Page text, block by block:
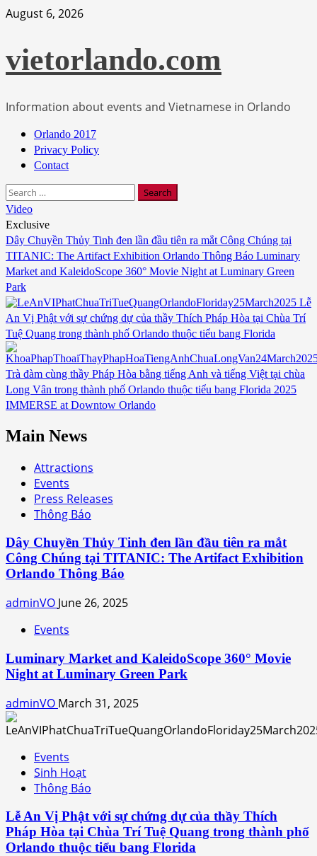
Skip
August 6, 2026
vietorlando.com
Information about events and Vietnamese in Orlando
Primary
Menu
Orlando 2017
Privacy Policy
Contact
Search
for:
Video
Exclusive
Dây Chuyền Thủy Tinh đen lần đầu tiên ra mắt Công Chúng tại
TITANIC: The Artifact Exhibition Orlando Thông Báo Luminary
Market and KaleidoScope 360° Movie Night at Luminary Green
Park
Lễ
An Vị Phật với sự chứng dự của thầy Thích Pháp Hòa tại Chùa Trí
Tuệ Quang trong thành phố Orlando thuộc tiểu bang Florida
Trà đàm cùng thầy Pháp Hòa bằng tiếng Anh và tiếng Việt tại chùa
Long Vân trong thành phố Orlando thuộc tiểu bang Florida 2025
IMMERSE at Downtow Orlando
Main News
Attractions
Events
Press Releases
Thông Báo
Dây Chuyền Thủy Tinh đen lần đầu tiên ra mắt
Công Chúng tại TITANIC: The Artifact Exhibition
Orlando Thông Báo
adminVO June 26, 2025
Events
Luminary Market and KaleidoScope 360° Movie
Night at Luminary Green Park
adminVO March 31, 2025
Events
Sinh Hoạt
Thông Báo
Lễ An Vị Phật với sự chứng dự của thầy Thích
Pháp Hòa tại Chùa Trí Tuệ Quang trong thành phố
Orlando thuộc tiểu bang Florida